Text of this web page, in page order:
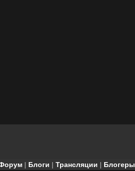
| Блоги | Трансляции | Блогеры